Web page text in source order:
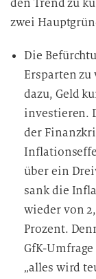
den Trend zu
zwei
Die
Ersparten
dazu, Geld
investieren.
der
über ein
sank die
wieder von
Prozent.
GfK-
„alles wird